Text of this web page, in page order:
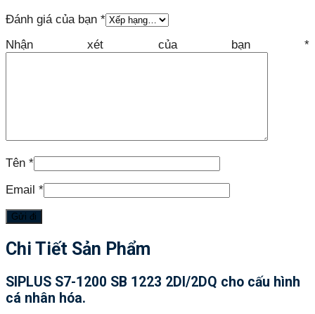
Đánh giá của bạn *
Nhận xét của bạn *
Tên *
Email *
Chi Tiết Sản Phẩm
SIPLUS S7-1200 SB 1223 2DI/2DQ cho cấu hình
cá nhân hóa.